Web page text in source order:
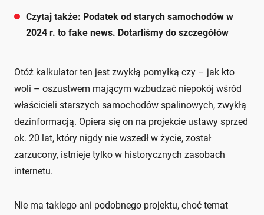
Czytaj także: Podatek od starych samochodów w
2024 r. to fake news. Dotarliśmy do szczegółów
Otóż kalkulator ten jest zwykłą pomyłką czy – jak kto
woli – oszustwem mającym wzbudzać niepokój wśród
właścicieli starszych samochodów spalinowych, zwykłą
dezinformacją. Opiera się on na projekcie ustawy sprzed
ok. 20 lat, który nigdy nie wszedł w życie, został
zarzucony, istnieje tylko w historycznych zasobach
internetu.
Nie ma takiego ani podobnego projektu, choć temat